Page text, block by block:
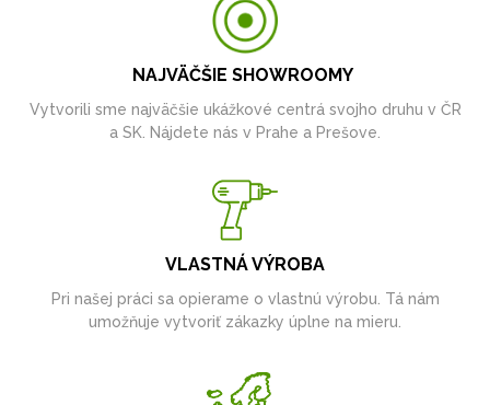
NAJVÄČŠIE SHOWROOMY
Vytvorili sme najväčšie ukážkové centrá svojho druhu v ČR
a SK. Nájdete nás v Prahe a Prešove.
VLASTNÁ VÝROBA
Pri našej práci sa opierame o vlastnú výrobu. Tá nám
umožňuje vytvoriť zákazky úplne na mieru.